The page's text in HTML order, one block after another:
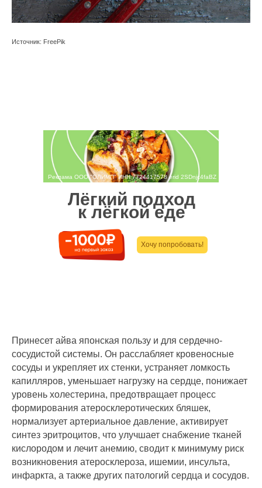
Источник: FreePik
Лёгкий подход
к лёгкой еде
Хочу попробовать!
Реклама ООО "ОЛИМП" ИНН 7724417578 erid 2SDnjc4faBZ
Принесет айва японская пользу и для сердечно-
сосудистой системы. Он расслабляет кровеносные
сосуды и укрепляет их стенки, устраняет ломкость
капилляров, уменьшает нагрузку на сердце, понижает
уровень холестерина, предотвращает процесс
формирования атеросклеротических бляшек,
нормализует артериальное давление, активирует
синтез эритроцитов, что улучшает снабжение тканей
кислородом и лечит анемию, сводит к минимуму риск
возникновения атеросклероза, ишемии, инсульта,
инфаркта, а также других патологий сердца и сосудов.